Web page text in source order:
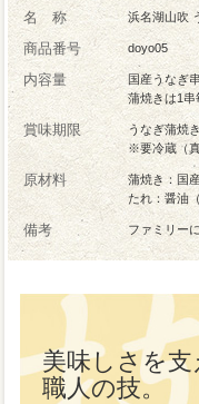
名 称 浜名湖山吹
商品番号 doyo05
内容量
国産うなぎ
蒲焼きは1串
賞味期限
うなぎ蒲焼
※要冷蔵（
原材料
蒲焼き：国
たれ：醤油
備考 ファミリー
美味しさを支
職人の技。